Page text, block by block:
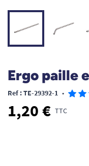
Ergo paille
Ref : TE-29392-1 •
1,20 € TTC